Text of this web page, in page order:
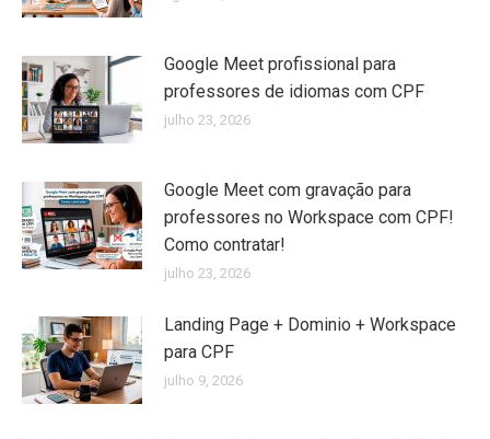
Google Meet profissional para
professores de idiomas com CPF
julho 23, 2026
Google Meet com gravação para
professores no Workspace com CPF!
Como contratar!
julho 23, 2026
Landing Page + Dominio + Workspace
para CPF
julho 9, 2026